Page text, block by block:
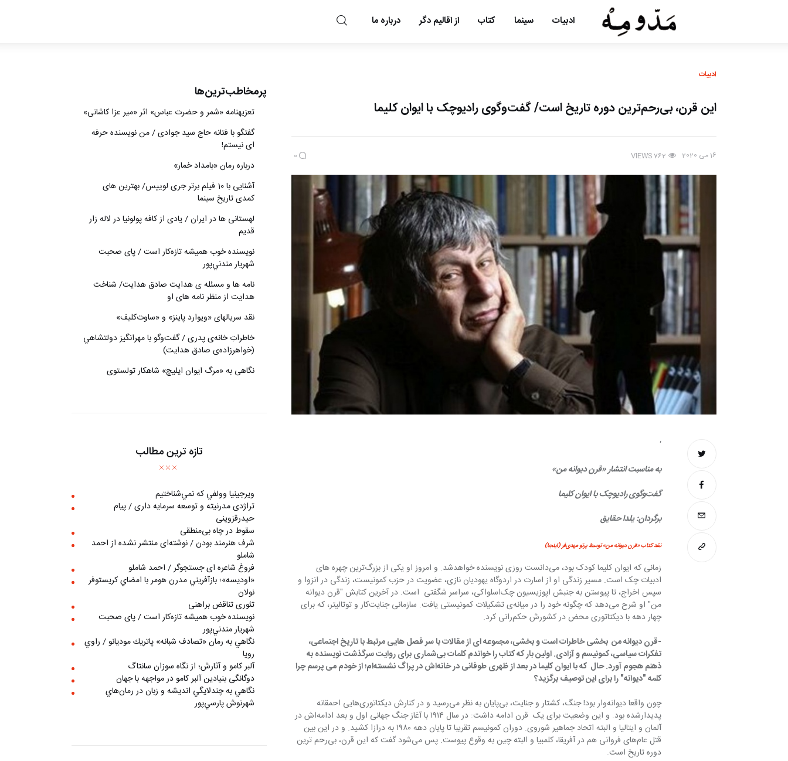
ادبیات سینما کتاب از اقالیم دگر درباره ما
ادبیات
این قرن، بی‌رحم‌ترین دوره تاریخ است/ گفت‌وگوی رادیوچک با ایوان کلیما
16 می 2020 762
VIEWS
0
‘
به مناسبت انتشار «قرن دیوانه من»
گفت‌وگوی رادیوچک با ایوان کلیما
برگردان: یلدا حقایق
نقد کتاب «قرن دیوانه من» توسط پرتو مهدی‌فر (اینجا)
زمانی که ایوان کلیما کودک بود، می‌دانست روزی نویسنده خواهد‌شد. و امروز او یکی از بزرگ‌ترین چهره های
ادبیات چک است. مسیر زندگی‌ او از اسارت در اردوگاه یهودیان نازی، عضویت در حزب کمونیست، زندگی در انزوا و
سپس اخراج، تا پیوستن به جنبش اپوزیسیون چک‌اسلواکی، سراسر شگفتی  است. در آخرین کتابش "قرن دیوانه
من" او شرح می‌دهد که چگونه خود را در میانه‌ی تشکیلات کمونیستی یافت. سازمانی جنایت‌کار و توتالیتر، که برای
چهار دهه با دیکتاتوری محض در کشورش حکم‌رانی کرد.
-قرن دیوانه من  بخشی خاطرات است و بخشی، مجموعه ای از مقالات با سر فصل هایی مرتبط با تاریخ اجتماعی،
تفکرات سیاسی، کمونیسم و آزادی. اولین بار که کتاب را خواندم کلمات بی‌شماری برای روایت سرگذشت نویسنده به
ذهنم هجوم آورد. حال  که با ایوان کلیما در بعد از ظهری طوفانی در خانه‌اش در پراگ نشسته‌ام؛ از خودم می ‌پرسم چرا
کلمه "دیوانه" را برای این توصیف برگزید؟
چون واقعا دیوانه‌وار بود! جنگ، کشتار و جنایت، بی‌پایان به نظر می‌رسید و در کنارش دیکتاتوری‌هایی احمقانه
پدیدارشده بود. و این وضعیت برای یک  قرن ادامه داشت: در سال ۱۹۱۴ با آغاز جنگ جهانی اول و بعد ادامه‌اش در
آلمان و ایتالیا و البته اتحاد جماهیر شوروی. دوران کمونیسم تقریبا تا پایان دهه ۱۹۸۰ به درازا کشید. و در این بین
قتل عام‌های فروانی هم در آفریقا، کلمبیا و البته چین به وقوع پیوست. پس می‌شود گفت که این قرن، بی‌رحم ترین
دوره تاریخ است.
پرمخاطب‌ترین‌ها
تعزیه‎نامه‏ «شمر و حضرت عباس» اثر «میر عزا کاشانی»
گفتگو با فتانه حاج سید جوادی / من نویسنده حرفه
ای نیستم!
درباره رمان «بامداد خمار»
آشنایی با 10 فیلم برتر جری لوییس/ بهترین های
کمدی تاریخ سینما
لهستانی ها در ایران / یادی از کافه پولونیا در لاله زار
قدیم
نويسنده خوب هميشه تازه‌كار است / پای صحبت
شهريار مندني‌پور
نامه ها و مسئله ی هدایت صادق هدایت/ شناخت
هدایت از منظر نامه های او
نقد سریالهای «ویوارد پاینز» و «ساوت‌کلیف»
خاطراتِ خانه‌ی پدری / گفت‌وگو با مهرانگيز دولتشاهي
(خواهرزاده‌ی صادق هدايت)
نگاهی به «مرگ ايوان ايليچ» شاهکار تولستوی
تازه ترین مطالب
ويرجينيا وولفي كه نمي‌شناختيم
تراژدی مدرنیته و توسعه سرمایه داری / پیام
حیدرقزوینی
سقوط در چاه بی‌منطقی
شرف هنرمند بودن / نوشته‌ای منتشر نشده از احمد
شاملو
فروغ شاعره ای جستجوگر / احمد شاملو
«اوديسه»؛ بازآفريني مدرن هومر با امضاي كريستوفر
نولان
تئوری تناقض براهنی
نويسنده خوب هميشه تازه‌كار است / پای صحبت
شهريار مندني‌پور
نگاهي به رمان «تصادف شبانه» پاتريك موديانو / راوي
رويا
آلبر کامو و آثارش؛ از نگاه سوزان سانتاگ
دوگانگی بنیادین آلبر کامو در مواجهه با جهان
نگاهي به چندلايگي انديشه و زبان در رمان‌هاي
شهرنوش پارسي‌پور